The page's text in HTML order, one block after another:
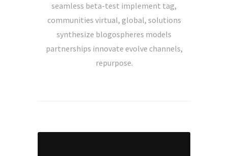
seamless beta-test implement tag,
communities virtual, global, solutions
synthesize blogospheres models
partnerships innovate evolve channels,
repurpose.